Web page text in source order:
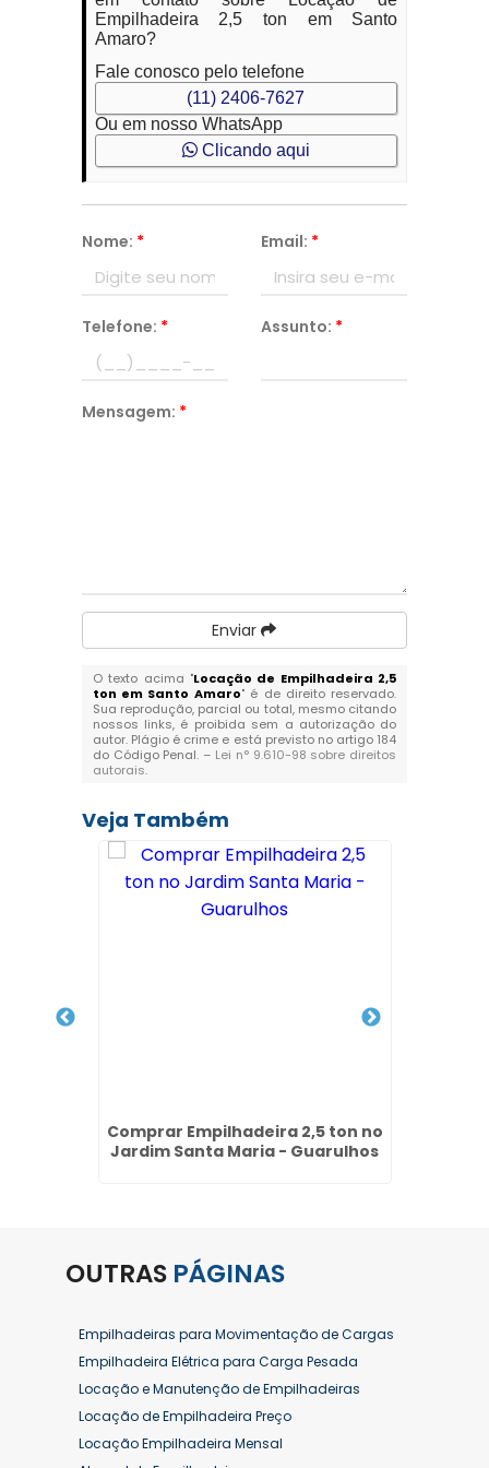
Empilhadeira 2,5 ton em Santo
Amaro?
Fale conosco pelo telefone
(11) 2406-7627
Ou em nosso WhatsApp
Clicando aqui
Nome: * Email: *
Telefone: * Assunto: *
Mensagem: *
Enviar
O texto acima "Locação de Empilhadeira 2,5
ton em Santo Amaro" é de direito reservado.
Sua reprodução, parcial ou total, mesmo citando
nossos links, é proibida sem a autorização do
autor. Plágio é crime e está previsto no artigo 184
do Código Penal. – Lei n° 9.610-98 sobre direitos
autorais.
Veja Também
Comprar Empilhadeira 2,5 ton no
Jardim Santa Maria - Guarulhos
OUTRAS PÁGINAS
Empilhadeiras para Movimentação de Cargas
Empilhadeira Elétrica para Carga Pesada
Locação e Manutenção de Empilhadeiras
Locação de Empilhadeira Preço
Locação Empilhadeira Mensal